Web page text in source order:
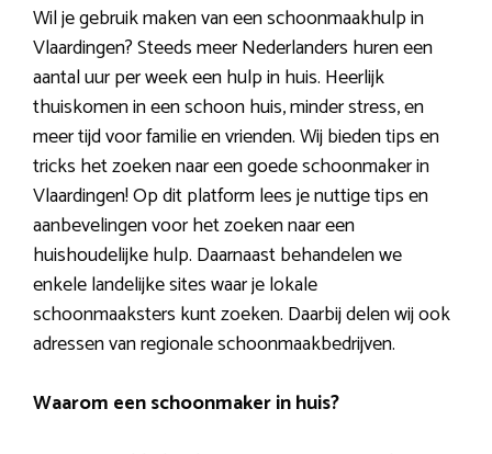
Wil je gebruik maken van een schoonmaakhulp in
Vlaardingen? Steeds meer Nederlanders huren een
aantal uur per week een hulp in huis. Heerlijk
thuiskomen in een schoon huis, minder stress, en
meer tijd voor familie en vrienden. Wij bieden tips en
tricks het zoeken naar een goede schoonmaker in
Vlaardingen! Op dit platform lees je nuttige tips en
aanbevelingen voor het zoeken naar een
huishoudelijke hulp. Daarnaast behandelen we
enkele landelijke sites waar je lokale
schoonmaaksters kunt zoeken. Daarbij delen wij ook
adressen van regionale schoonmaakbedrijven.
Waarom een schoonmaker in huis?